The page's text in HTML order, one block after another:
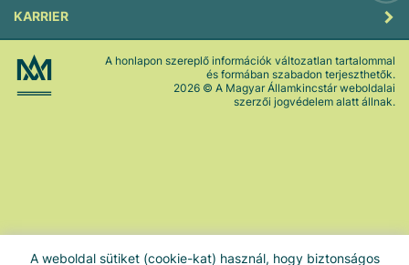
A weboldal sütiket (cookie-kat) használ, hogy biztonságos
KARRIER
A honlapon szereplő információk változatlan tartalommal
és formában szabadon terjeszthetők.
2026 © A Magyar Államkincstár weboldalai
szerzői jogvédelem alatt állnak.